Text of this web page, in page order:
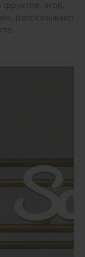
ягод,
рассказывают